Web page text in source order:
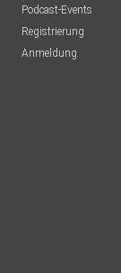
Podcast-Events
Registrierung
Anmeldung